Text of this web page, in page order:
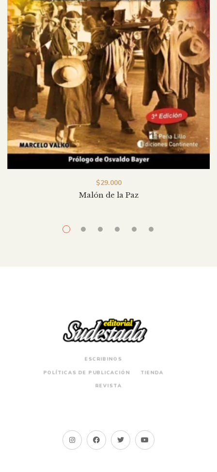
Malón de la Paz
$29.000
ESCRIBINOS
POLÍTICAS DE PUBLICACIÓN TIENDA
REVISTA